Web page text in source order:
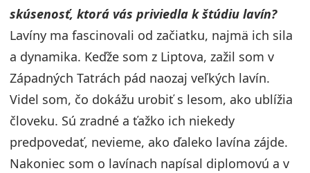
skúsenosť, ktorá vás priviedla k štúdiu lavín?
Lavíny ma fascinovali od začiatku, najmä ich sila
a dynamika. Keďže som z Liptova, zažil som v
Západných Tatrách pád naozaj veľkých lavín.
Videl som, čo dokážu urobiť s lesom, ako ublížia
človeku. Sú zradné a ťažko ich niekedy
predpovedať, nevieme, ako ďaleko lavína zájde.
Nakoniec som o lavínach napísal diplomovú a v